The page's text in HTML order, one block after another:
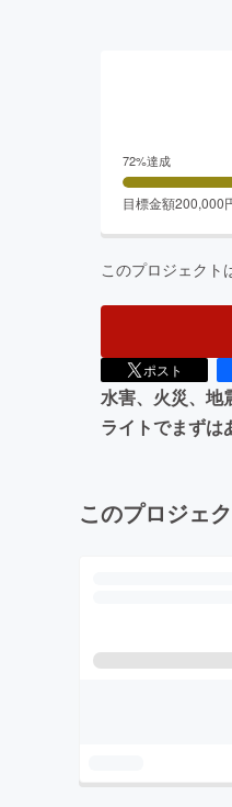
72%達成
目標金額200,000
このプロジェクト
ポスト
水害、火災、地
ライトでまずは
このプロジェ